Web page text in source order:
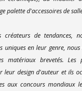
palette d'accessoires de
créateurs de tendances,
uniques en leur genre,
matériaux brevetés. Les
leur design d'auteur et ils
aux concours mondiaux